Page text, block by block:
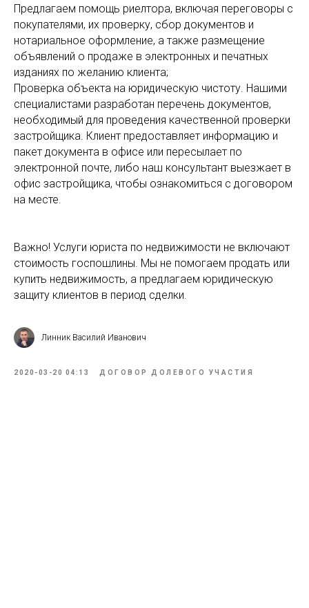
Предлагаем помощь риелтора, включая переговоры с
покупателями, их проверку, сбор документов и
нотариальное оформление, а также размещение
объявлений о продаже в электронных и печатных
изданиях по желанию клиента;
Проверка объекта на юридическую чистоту. Нашими
специалистами разработан перечень документов,
необходимый для проведения качественной проверки
застройщика. Клиент предоставляет информацию и
пакет документа в офисе или пересылает по
электронной почте, либо наш консультант выезжает в
офис застройщика, чтобы ознакомиться с договором
на месте.
Важно! Услуги юриста по недвижимости не включают
стоимость госпошлины. Мы не помогаем продать или
купить недвижимость, а предлагаем юридическую
защиту клиентов в период сделки.
Линник Василий Иванович
2020-03-20 04:13 ДОГОВОР ДОЛЕВОГО УЧАСТИЯ